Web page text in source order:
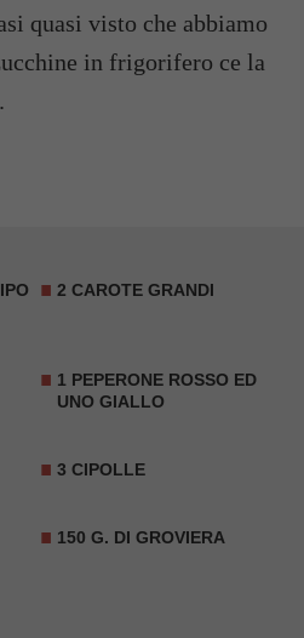
quasi visto che abbiamo
in frigorifero ce la
2 CAROTE GRANDI
1 PEPERONE ROSSO ED
UNO GIALLO
3 CIPOLLE
150 G. DI GROVIERA